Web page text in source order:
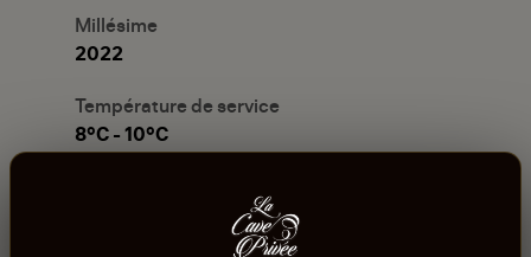
Millésime
2022
Température de service
8°C - 10°C